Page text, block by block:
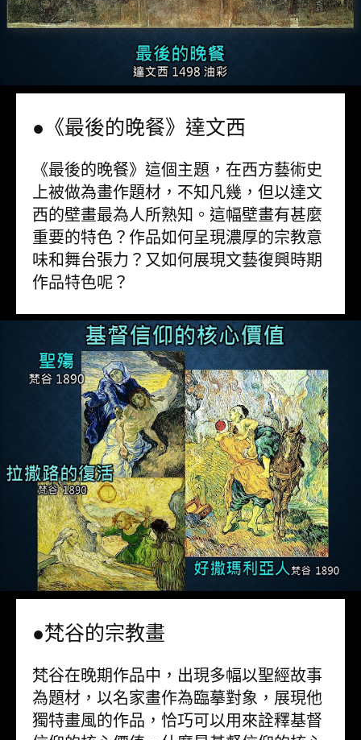
●《最後的晚餐》達文西
《最後的晚餐》這個主題，在西方藝術史
上被做為畫作題材，不知凡幾，但以達文
西的壁畫最為人所熟知。這幅壁畫有甚麼
重要的特色？作品如何呈現濃厚的宗教意
味和舞台張力？又如何展現文藝復興時期
作品特色呢？
●梵谷的宗教畫
梵谷在晚期作品中，出現多幅以聖經故事
為題材，以名家畫作為臨摹對象，展現他
獨特畫風的作品，恰巧可以用來詮釋基督